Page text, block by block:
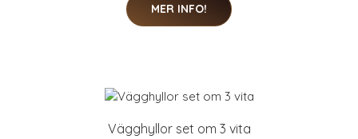
MER INFO!
Vägghyllor set om 3 vita